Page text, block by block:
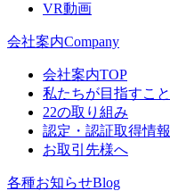
VR動画
会社案内Company
会社案内TOP
私たちが目指すこと
22の取り組み
認定・認証取得情報
お取引先様へ
各種お知らせBlog